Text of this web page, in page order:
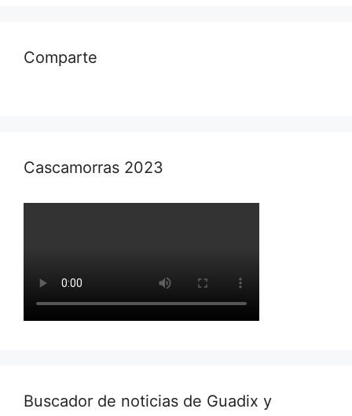
Comparte
Cascamorras 2023
Buscador de noticias de Guadix y